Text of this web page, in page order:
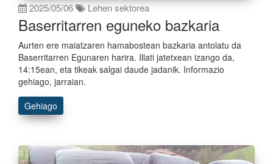
2025/05/06 Lehen sektorea
Baserritarren eguneko bazkaria
Aurten ere maiatzaren hamabostean bazkaria antolatu da
Baserritarren Egunaren harira. Illati jatetxean izango da,
14:15ean, eta tikeak salgai daude jadanik. Informazio
gehiago, jarraian.
Gehiago